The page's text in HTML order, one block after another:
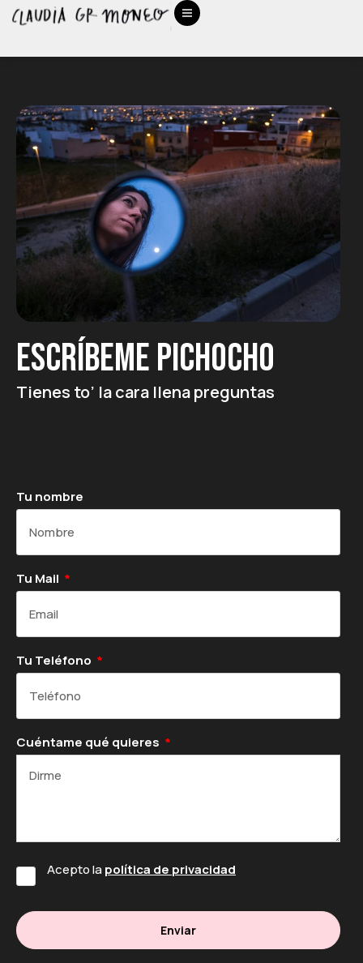
Escríbeme pichocho
Tienes to’ la cara llena preguntas
Tu nombre
Tu Mail
Tu Teléfono
Cuéntame qué quieres
Acepto lapolítica de privacidad
Enviar